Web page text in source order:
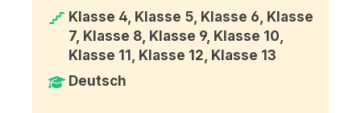
Klasse 4, Klasse 5, Klasse 6, Klasse
7, Klasse 8, Klasse 9, Klasse 10,
Klasse 11, Klasse 12, Klasse 13
Deutsch